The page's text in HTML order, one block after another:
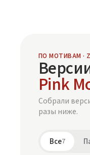
ПО МОТИВАМ ·
Pink
Собрали
разы ниже.
Все7